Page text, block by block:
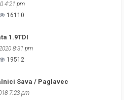
4:21 pm
16110
1.9TDI
8:31 pm
19512
Sava / Paglavec
7:23 pm